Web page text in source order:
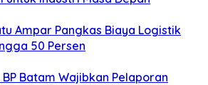
Ampar Pangkas Biaya Logistik
50 Persen
Batam Wajibkan Pelaporan